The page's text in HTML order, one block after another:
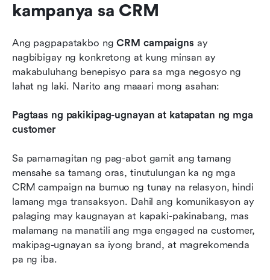
kampanya sa CRM
Ang pagpapatakbo ng CRM campaigns ay
nagbibigay ng konkretong at kung minsan ay
makabuluhang benepisyo para sa mga negosyo ng
lahat ng laki. Narito ang maaari mong asahan:
Pagtaas ng pakikipag-ugnayan at katapatan ng mga
customer
Sa pamamagitan ng pag-abot gamit ang tamang
mensahe sa tamang oras, tinutulungan ka ng mga
CRM campaign na bumuo ng tunay na relasyon, hindi
lamang mga transaksyon. Dahil ang komunikasyon ay
palaging may kaugnayan at kapaki-pakinabang, mas
malamang na manatili ang mga engaged na customer,
makipag-ugnayan sa iyong brand, at magrekomenda
pa ng iba.